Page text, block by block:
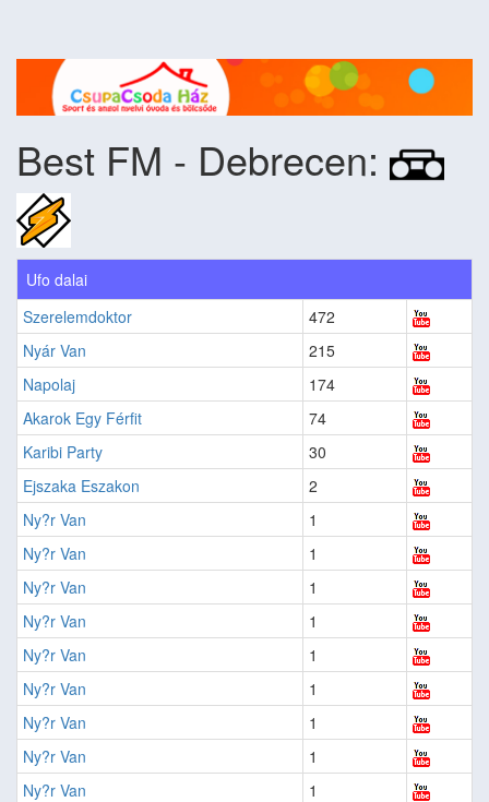
Best FM - Debrecen:
Ufo dalai
Szerelemdoktor
472
Nyár Van
215
Napolaj
174
Akarok Egy Férfit
74
Karibi Party
30
Ejszaka Eszakon
2
Ny?r Van
1
Ny?r Van
1
Ny?r Van
1
Ny?r Van
1
Ny?r Van
1
Ny?r Van
1
Ny?r Van
1
Ny?r Van
1
Ny?r Van
1